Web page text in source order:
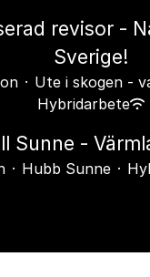
revisor -
Sverige!
· Ute i skogen -
Hybridarbete
Sunne -
· Hubb Sunne ·